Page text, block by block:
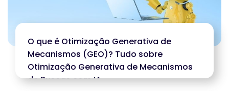
O que é Otimização Generativa de
Mecanismos (GEO)? Tudo sobre
Otimização Generativa de Mecanismos
de Buscas com IA